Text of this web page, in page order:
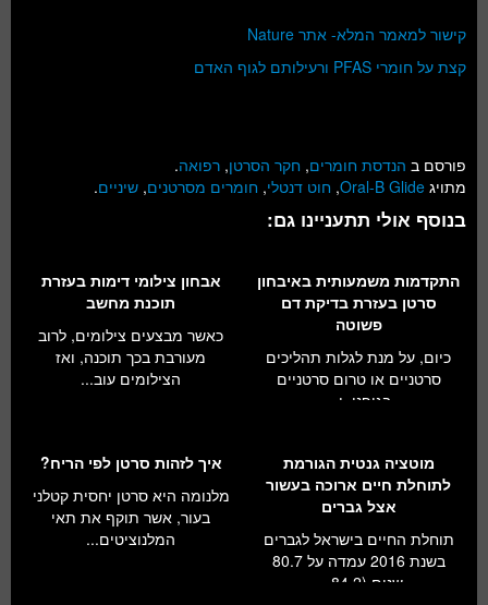
קישור למאמר המלא- אתר Nature
קצת על חומרי PFAS ורעילותם לגוף האדם
פורסם ב הנדסת חומרים, חקר הסרטן, רפואה.
מתויג Oral-B Glide
, חוט דנטלי, חומרים מסרטנים, שיניים.
בנוסף אולי תתעניינו גם:
התקדמות משמעותית באיבחון
סרטן בעזרת בדיקת דם
פשוטה
כיום, על מנת לגלות תהליכים
סרטניים או טרום סרטניים
בגופנו, י...
אבחון צילומי דימות בעזרת
תוכנת מחשב
כאשר מבצעים צילומים, לרוב
מעורבת בכך תוכנה, ואז
הצילומים עוב...
מוטציה גנטית הגורמת
לתוחלת חיים ארוכה בעשור
אצל גברים
תוחלת החיים בישראל לגברים
בשנת 2016 עמדה על 80.7
שנים (84.2 ...
איך לזהות סרטן לפי הריח?
מלנומה היא סרטן יחסית קטלני
בעור, אשר תוקף את תאי
המלנוציטים...